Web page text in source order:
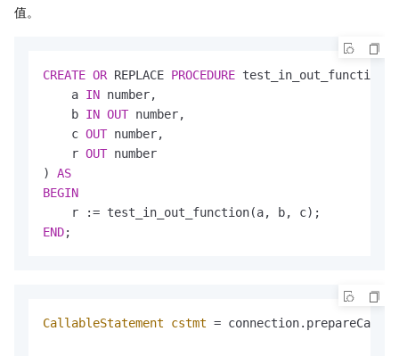
值。
CREATE OR REPLACE PROCEDURE
    a
IN number,
    b
IN OUT number,
    c
OUT number,
    r
OUT number
) AS
BEGIN
    r :
=
END;
CallableStatement cstmt = connection.prepareCall(